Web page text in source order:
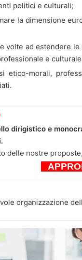
politici e culturali;
la dimensione
volte ad estendere
e
etico-morali,
dirigistico e
delle nostre
organizzazione